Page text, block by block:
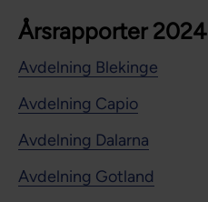
Årsrapporter 2024
Avdelning Blekinge
Avdelning Capio
Avdelning Dalarna
Avdelning Gotland